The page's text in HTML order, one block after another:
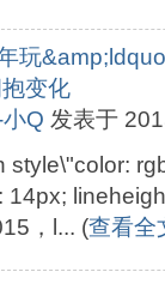
玩
变化
Q 发表于
style\"color:
14px;
，l... (查看全